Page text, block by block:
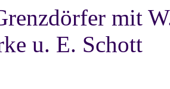
mit
u. E. Schott